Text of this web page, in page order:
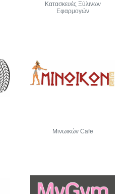
Κατασκευές Ξύλινων
Εφαρμογών
Μινωικών Cafe